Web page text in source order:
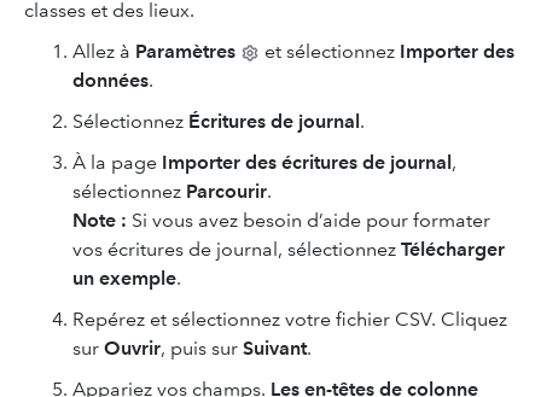
classes et des lieux.
Allez à Paramètres et sélectionnez Importer des
données.
Sélectionnez Écritures de journal.
À la page Importer des écritures de journal,
sélectionnez Parcourir.
Note : Si vous avez besoin d’aide pour formater
vos écritures de journal, sélectionnez Télécharger
un exemple.
Repérez et sélectionnez votre fichier CSV. Cliquez
sur Ouvrir, puis sur Suivant.
Appariez vos champs. Les en-têtes de colonne